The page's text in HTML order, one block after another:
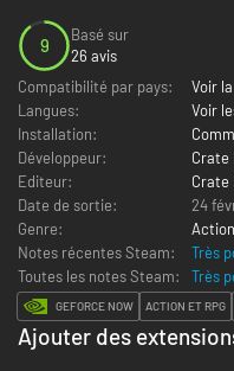
9
Basé sur
26 avis
Compatibilité par pays:
Voir
Langues:
Voir
Installation:
Développeur:
Crate
Editeur:
Crate
Date de sortie:
24
Genre:
Action
Notes récentes Steam:
Très
Toutes les notes Steam:
Très
GEFORCE NOW ACTION ET RPG
Ajouter des